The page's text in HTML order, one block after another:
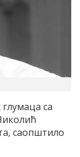
са
саопштило